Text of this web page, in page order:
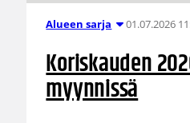
Alueen sarja 01.07.2026
Koriskauden
myynnissä